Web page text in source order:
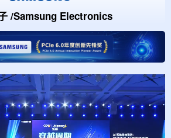
/Samsung Electronics